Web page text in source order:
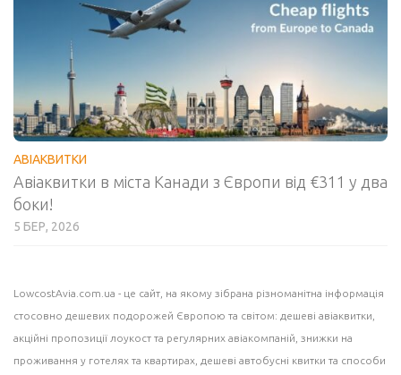
АВІАКВИТКИ
Авіаквитки в міста Канади з Європи від €311 у два
боки!
5 БЕР, 2026
LowcostAvia.com.ua - це сайт, на якому зібрана різноманітна інформація
стосовно дешевих подорожей Європою та світом: дешеві авіаквитки
акційні пропозиції лоукост та регулярних авіакомпаній, знижки на
проживання у готелях та квартирах, дешеві автобусні квитки та способи